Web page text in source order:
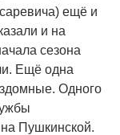
ещё и
и на
сезона
Ещё одна
Одного
на Пушкинской.